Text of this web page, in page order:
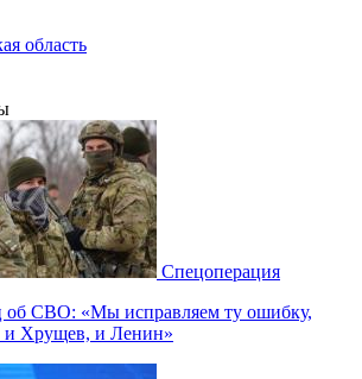
область
Спецоперация
об СВО: «Мы исправляем ту ошибку,
и Хрущев, и Ленин»